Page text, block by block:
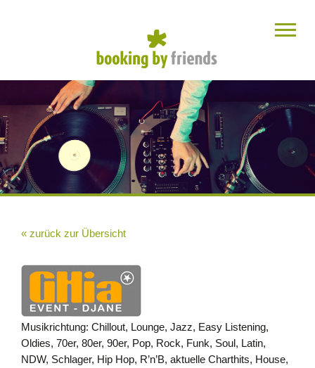
« zurück zur Übersicht
Musikrichtung: Chillout, Lounge, Jazz, Easy Listening,
Oldies, 70er, 80er, 90er, Pop, Rock, Funk, Soul, Latin,
NDW, Schlager, Hip Hop, R’n’B, aktuelle Charthits, House,